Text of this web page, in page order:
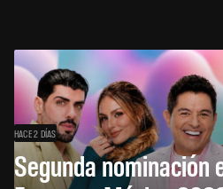
HACE 2 DÍAS
Segunda nominación